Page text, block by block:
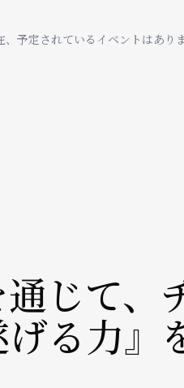
、予定されているイベントはあ
じて、
げる力』